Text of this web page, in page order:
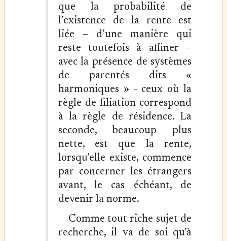
que la probabilité de
l’existence de la rente est
liée – d’une manière qui
reste toutefois à affiner –
avec la présence de systèmes
de parentés dits «
harmoniques » - ceux où la
règle de filiation correspond
à la règle de résidence. La
seconde, beaucoup plus
nette, est que la rente,
lorsqu’elle existe, commence
par concerner les étrangers
avant, le cas échéant, de
devenir la norme.
Comme tout riche sujet de
recherche, il va de soi qu’à